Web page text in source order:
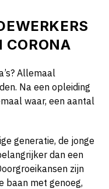
CORONA
Allemaal
Na een opleiding
waar, een aantal
generatie, de jonge
dan een
zijn
baan met genoeg,